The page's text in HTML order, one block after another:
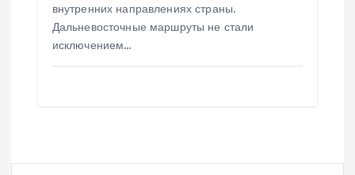
внутренних направлениях страны.
Дальневосточные маршруты не стали
исключением…